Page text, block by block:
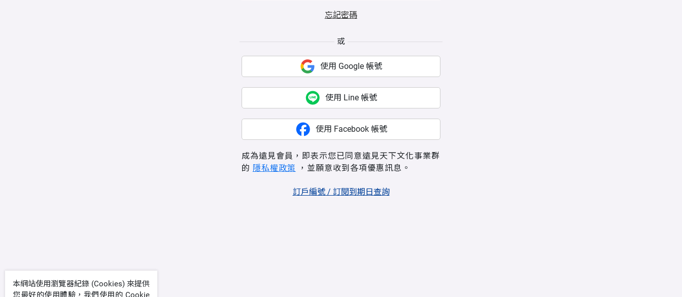
忘記密碼
或
使用 Google 帳號
使用 Line 帳號
使用 Facebook 帳號
成為遠見會員，即表示您已同意遠見天下文化事業群
的 隱私權政策 ，並願意收到各項優惠訊息。
訂戶編號 / 訂閱到期日查詢
本網站使用瀏覽器紀錄 (Cookies) 來提供
您最好的使用體驗，我們使用的 Cookie